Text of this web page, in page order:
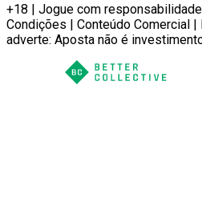
+18 | Jogue com
Condições | Conteúdo Comercial
adverte: Aposta não é